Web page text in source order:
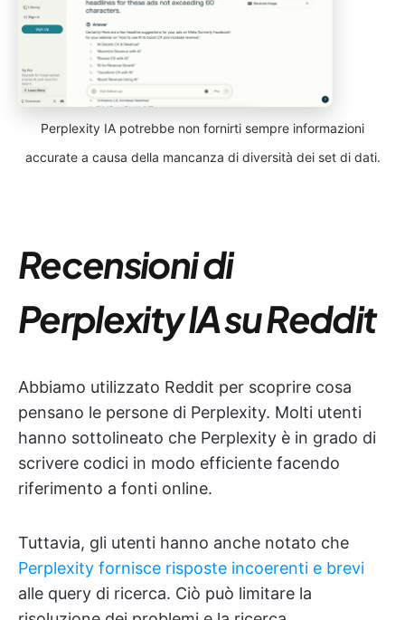
Perplexity IA potrebbe non fornirti sempre informazioni
accurate a causa della mancanza di diversità dei set di dati.
Recensioni di
Perplexity IA su Reddit
Abbiamo utilizzato Reddit per scoprire cosa
pensano le persone di Perplexity. Molti utenti
hanno sottolineato che Perplexity è in grado di
scrivere codici in modo efficiente facendo
riferimento a fonti online.
Tuttavia, gli utenti hanno anche notato che
Perplexity fornisce risposte incoerenti e brevi
alle query di ricerca. Ciò può limitare la